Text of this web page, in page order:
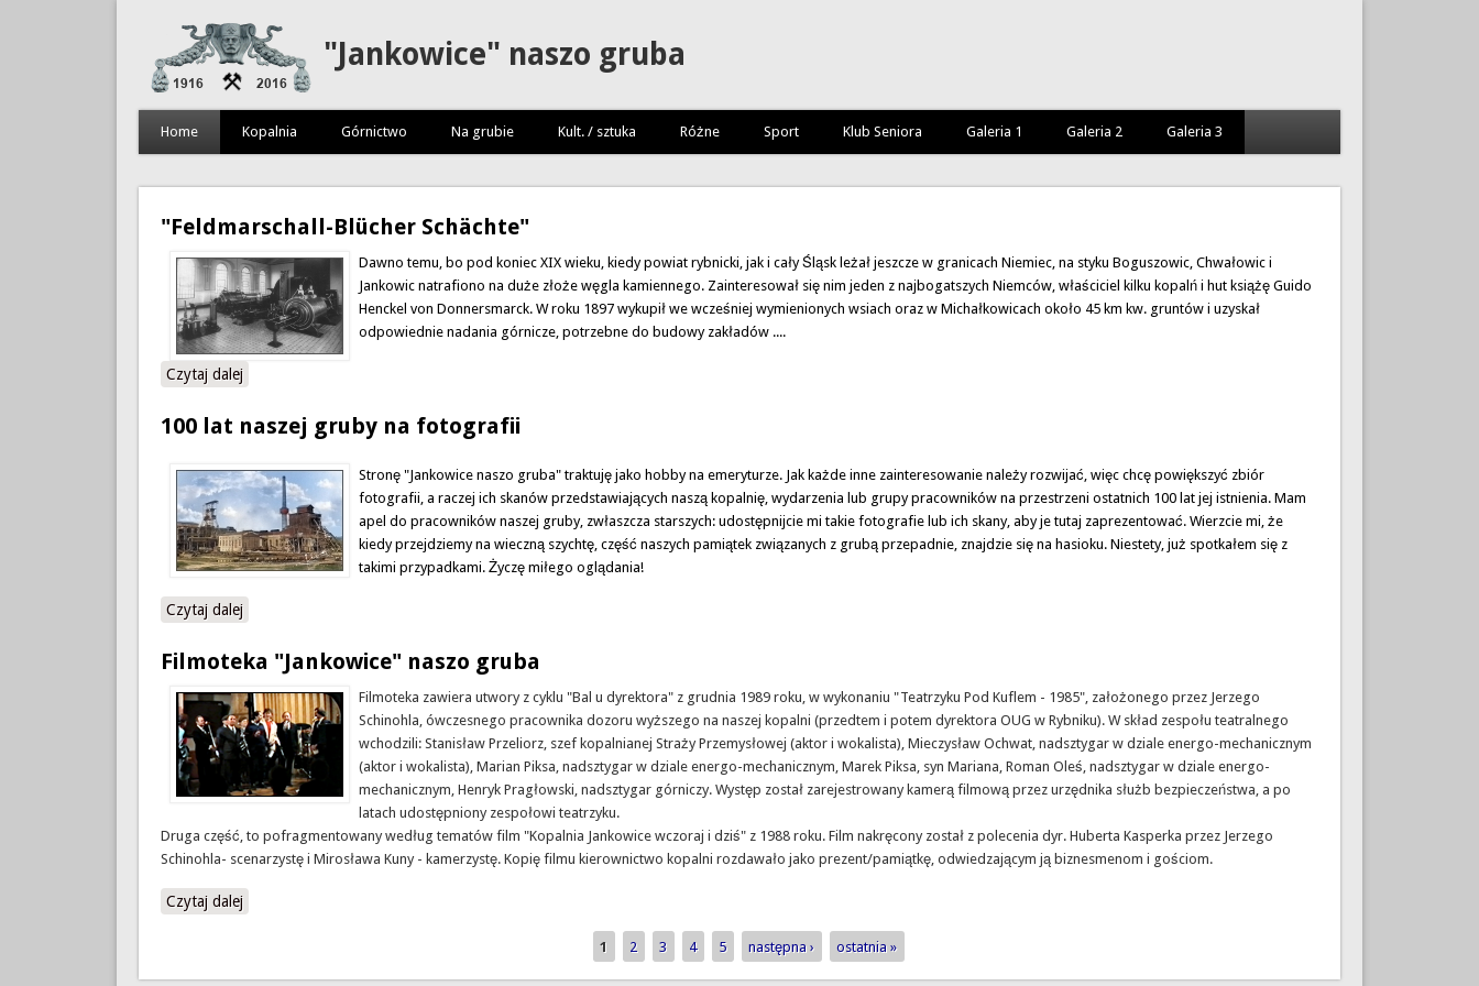
"Jankowice" naszo gruba
Home Kopalnia Górnictwo Na grubie Kult. / sztuka Różne Sport Klub Seniora Galeria 1 Galeria 2 Galeria 3
"Feldmarschall-Blücher Schächte"
Dawno temu, bo pod koniec XIX wieku, kiedy powiat rybnicki, jak i cały Śląsk leżał jeszcze w granicach Niemiec, na styku Boguszowic, Chwałowic i
Jankowic natrafiono na duże złoże węgla kamiennego. Zainteresował się nim jeden z najbogatszych Niemców, właściciel kilku kopalń i hut książę Guido
Henckel von Donnersmarck. W roku 1897 wykupił we wcześniej wymienionych wsiach oraz w Michałkowicach około 45 km kw. gruntów i uzyskał
odpowiednie nadania górnicze, potrzebne do budowy zakładów ....
Czytaj dalejwpis "Feldmarschall-Blücher Schächte"
100 lat naszej gruby na fotografii
Stronę "Jankowice naszo gruba" traktuję jako hobby na emeryturze. Jak każde inne zainteresowanie należy rozwijać, więc chcę powiększyć zbiór
fotografii, a raczej ich skanów przedstawiających naszą kopalnię, wydarzenia lub grupy pracowników na przestrzeni ostatnich 100 lat jej istnienia. Mam
apel do pracowników naszej gruby, zwłaszcza starszych: udostępnijcie mi takie fotografie lub ich skany, aby je tutaj zaprezentować. Wierzcie mi, że
kiedy przejdziemy na wieczną szychtę, część naszych pamiątek związanych z grubą przepadnie, znajdzie się na hasioku. Niestety, już spotkałem się z
takimi przypadkami. Życzę miłego oglądania!
Czytaj dalejwpis 100 lat naszej gruby na fotografii
Filmoteka "Jankowice" naszo gruba
Filmoteka zawiera utwory z cyklu "Bal u dyrektora" z grudnia 1989 roku, w wykonaniu "Teatrzyku Pod Kuflem - 1985", założonego przez Jerzego
Schinohla, ówczesnego pracownika dozoru wyższego na naszej kopalni (przedtem i potem dyrektora OUG w Rybniku). W skład zespołu teatralnego
wchodzili: Stanisław Przeliorz, szef kopalnianej Straży Przemysłowej (aktor i wokalista), Mieczysław Ochwat, nadsztygar w dziale energo-mechanicznym
(aktor i wokalista), Marian Piksa, nadsztygar w dziale energo-mechanicznym, Marek Piksa, syn Mariana, Roman Oleś, nadsztygar w dziale energo-
mechanicznym, Henryk Pragłowski, nadsztygar górniczy. Występ został zarejestrowany kamerą filmową przez urzędnika służb bezpieczeństwa, a po
latach udostępniony zespołowi teatrzyku.
Druga część, to pofragmentowany według tematów film "Kopalnia Jankowice wczoraj i dziś" z 1988 roku. Film nakręcony został z polecenia dyr. Huberta Kasperka przez Jerzego
Schinohla- scenarzystę i Mirosława Kuny - kamerzystę. Kopię filmu kierownictwo kopalni rozdawało jako prezent/pamiątkę, odwiedzającym ją biznesmenom i gościom.
Czytaj dalejwpis Filmoteka "Jankowice" naszo gruba
1 2 3 4 5 następna › ostatnia »